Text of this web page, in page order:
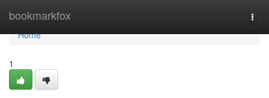
bookmarkfox
Home
Home
1